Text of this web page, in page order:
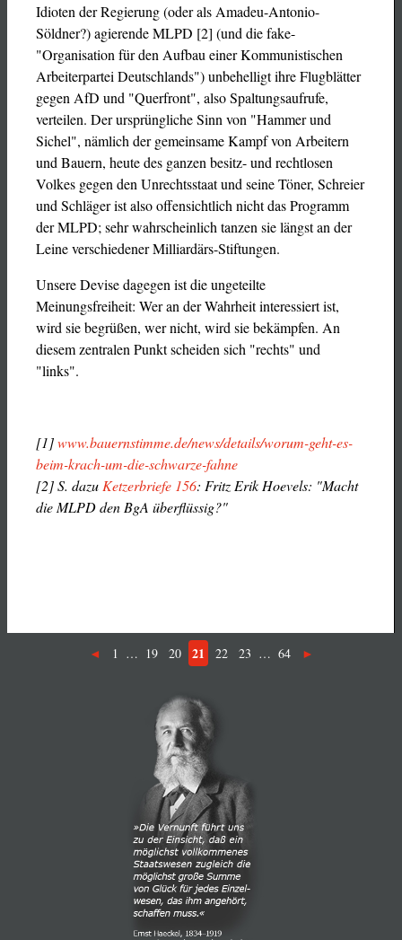
Idioten der Regierung (oder als Amadeu-Antonio-
Söldner?) agierende MLPD [2] (und die fake-
"Organisation für den Aufbau einer Kommunistischen
Arbeiterpartei Deutschlands") unbehelligt ihre Flugblätter
gegen AfD und "Querfront", also Spaltungsaufrufe,
verteilen. Der ursprüngliche Sinn von "Hammer und
Sichel", nämlich der gemeinsame Kampf von Arbeitern
und Bauern, heute des ganzen besitz- und rechtlosen
Volkes gegen den Unrechtsstaat und seine Töner, Schreier
und Schläger ist also offensichtlich nicht das Programm
der MLPD; sehr wahrscheinlich tanzen sie längst an der
Leine verschiedener Milliardärs-Stiftungen.
Unsere Devise dagegen ist die ungeteilte
Meinungsfreiheit: Wer an der Wahrheit interessiert ist,
wird sie begrüßen, wer nicht, wird sie bekämpfen. An
diesem zentralen Punkt scheiden sich "rechts" und
"links".
[1]www.bauernstimme.de/news/details/worum-geht-es-
beim-krach-um-die-schwarze-fahne
[2] S. dazu Ketzerbriefe 156: Fritz Erik Hoevels: "Macht
die MLPD den BgA überflüssig?"
1 … 19 20 21 22 23 … 64